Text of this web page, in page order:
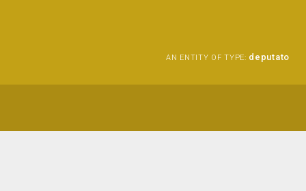
AN ENTITY OF TYPE: deputato